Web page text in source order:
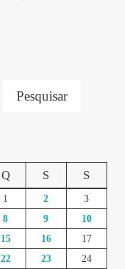
Pesquisar
Q S S
1 2
3
8 9
10
15 16
17
22 23
24